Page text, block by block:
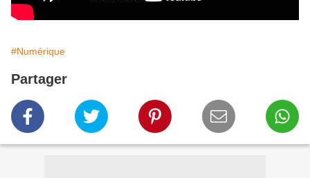
#Numérique
Partager